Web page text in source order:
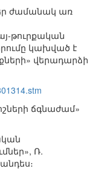
ժամանակ առ
թուրքական
կախված է
վերադարձի
ճգնաժամ»
Ռ.